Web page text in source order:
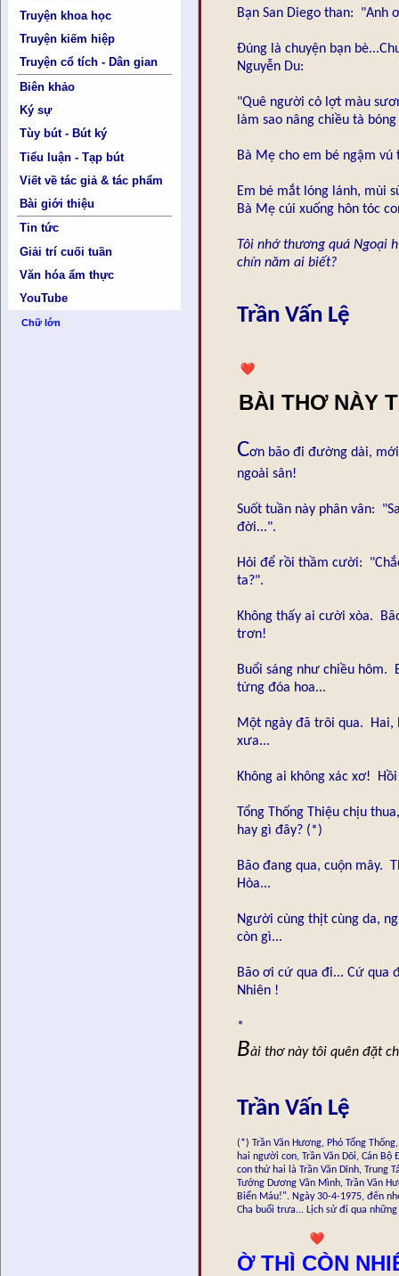
Truyện khoa học
Truyện kiếm hiệp
Truyện cổ tích - Dân gian
Biên khảo
Ký sự
Tùy bút - Bút ký
Tiểu luận - Tạp bút
Viết về tác giả & tác phẩm
Bài giới thiệu
Tin tức
Giải trí cuối tuần
Văn hóa ẩm thực
YouTube
Chữ lớn
Bạn San Diego than: "Anh
Đúng là chuyện bạn
Nguyễn Du:
"Quê người cỏ lợt màu
làm sao nâng chiều tà
Bà Mẹ cho em bé ngậm
Em bé mắt lóng lánh, mùi
Bà Mẹ cúi xuống hôn tóc
Tôi nhớ thương quá Ngoại
chín năm ai biết?
Trần Vấn Lệ
BÀI THƠ NÀY
Cơn bão đi đường dài,
ngoài sân!
Suốt tuần này phân vân:
đời...".
Hỏi để rồi thầm cười:
ta?".
Không thấy ai cười xòa.
trơn!
Buổi sáng như chiều
từng đóa hoa...
Một ngày đã trôi qua. Hai,
xưa...
Không ai không xác xơ!
Tổng Thống Thiệu chịu
hay gì đây? (*)
Bão đang qua, cuộn mây.
Hòa...
Người cùng thịt cùng da,
còn gì...
Bão ơi cứ qua đi... Cứ qua
Nhiên !
*
Bài thơ này tôi quên đặt
Trần Vấn Lệ
(*) Trần Văn Hương, Phó Tổng
hai người con, Trần Văn Dõi, Cán
con thứ hai là Trần Văn Dĩnh, Trung
Tướng Dương Văn Mình, Trần Văn
Biển Máu!". Ngày 30-4-1975, đến
Cha buổi trưa... Lịch sử đi qua
Ờ THÌ CÒN